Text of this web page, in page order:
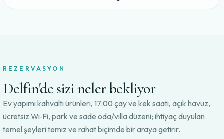
REZERVASYON
Delfin'de sizi neler bekliyor
Ev yapımı kahvaltı ürünleri, 17:00 çay ve kek saati, açık havuz,
ücretsiz Wi‑Fi, park ve sade oda/villa düzeni; ihtiyaç duyulan
temel şeyleri temiz ve rahat biçimde bir araya getirir.